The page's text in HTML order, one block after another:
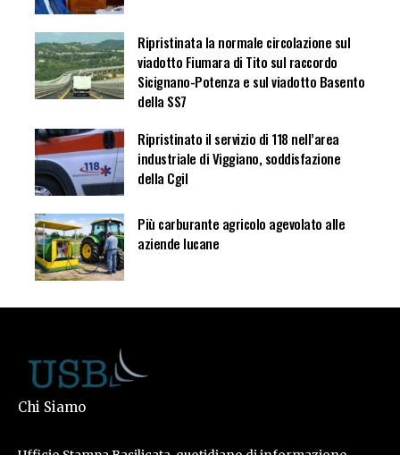
Ripristinata la normale circolazione sul
viadotto Fiumara di Tito sul raccordo
Sicignano-Potenza e sul viadotto Basento
della SS7
Ripristinato il servizio di 118 nell’area
industriale di Viggiano, soddisfazione
della Cgil
Più carburante agricolo agevolato alle
aziende lucane
Chi Siamo